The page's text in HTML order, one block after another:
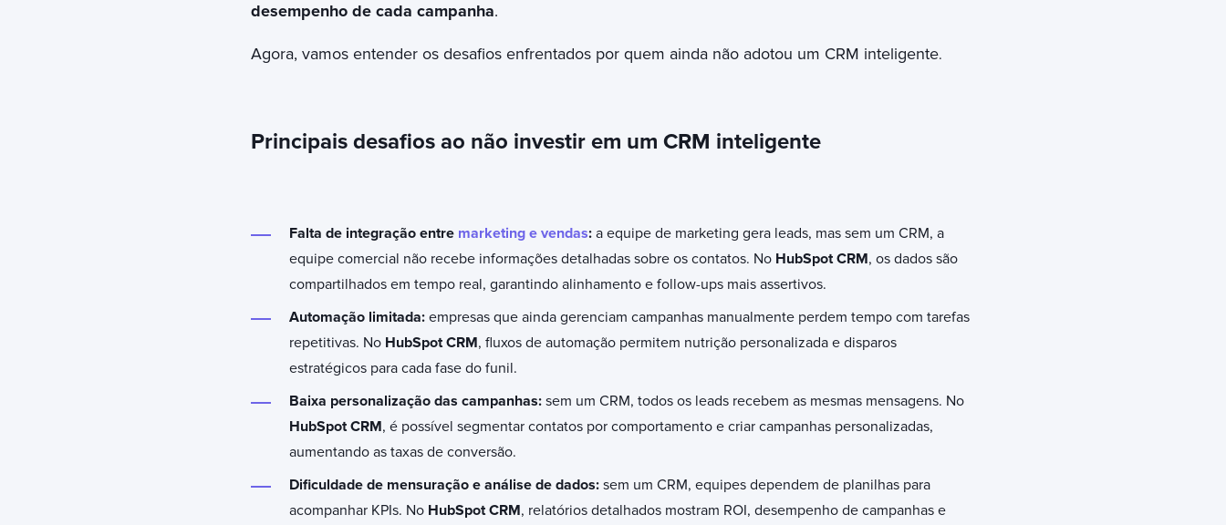
desempenho de cada campanha.
Agora, vamos entender os desafios enfrentados por quem ainda não adotou um CRM inteligente.
Principais desafios ao não investir em um CRM inteligente
Falta de integração entre marketing e vendas: a equipe de marketing gera leads, mas sem um CRM, a
equipe comercial não recebe informações detalhadas sobre os contatos. No HubSpot CRM, os dados são
compartilhados em tempo real, garantindo alinhamento e follow-ups mais assertivos.
Automação limitada: empresas que ainda gerenciam campanhas manualmente perdem tempo com tarefas
repetitivas. No HubSpot CRM, fluxos de automação permitem nutrição personalizada e disparos
estratégicos para cada fase do funil.
Baixa personalização das campanhas: sem um CRM, todos os leads recebem as mesmas mensagens. No
HubSpot CRM, é possível segmentar contatos por comportamento e criar campanhas personalizadas,
aumentando as taxas de conversão.
Dificuldade de mensuração e análise de dados: sem um CRM, equipes dependem de planilhas para
acompanhar KPIs. No HubSpot CRM, relatórios detalhados mostram ROI, desempenho de campanhas e